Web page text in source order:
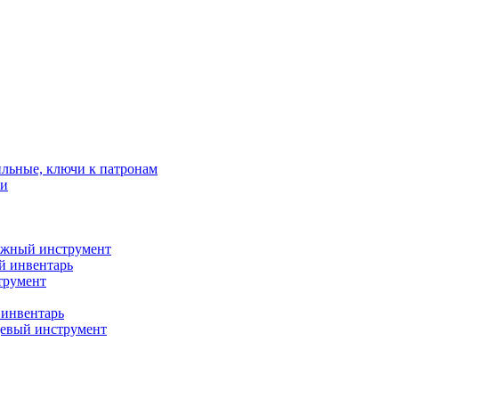
ключи к патронам
инструмент
инвентарь
инструмент